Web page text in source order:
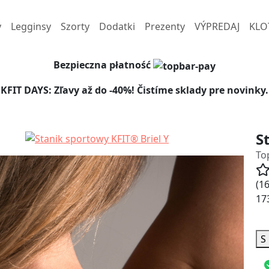
Legginsy Szorty Dodatki Prezenty VÝPREDAJ
Bezpieczna płatność
KFIT DAYS: Zľavy až do -40%! Čistíme sklady pre novinky.
S